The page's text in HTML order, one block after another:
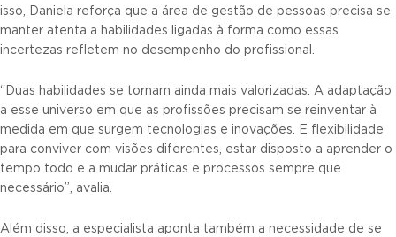
isso, Daniela reforça que a área de gestão de pessoas precisa se
manter atenta a habilidades ligadas à forma como essas
incertezas refletem no desempenho do profissional.
“Duas habilidades se tornam ainda mais valorizadas. A adaptação
a esse universo em que as profissões precisam se reinventar à
medida em que surgem tecnologias e inovações. E flexibilidade
para conviver com visões diferentes, estar disposto a aprender o
tempo todo e a mudar práticas e processos sempre que
necessário”, avalia.
Além disso, a especialista aponta também a necessidade de se